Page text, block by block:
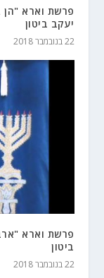
פרשת וארא
יעקב ביטון
22 בנובמבר 2018
פרשת וארא
ביטון
22 בנובמבר 2018